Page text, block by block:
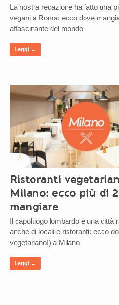
La nostra redazione ha fatto una
vegani a Roma: ecco dove
affascinante del mondo
Leggi →
Ristoranti
Milano: ecco più di
mangiare
Il capoluogo lombardo è una città
anche di locali e ristoranti: ecco
vegetariano!) a Milano
Leggi →